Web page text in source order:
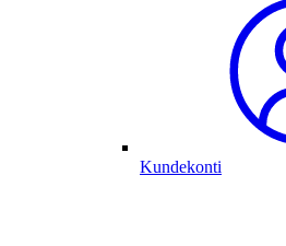
Kundekonti